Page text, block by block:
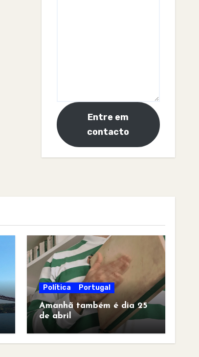
Entre em
contacto
Política Portugal
Amanhã também é dia 25
de abril